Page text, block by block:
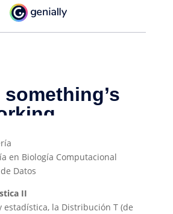
en Biología Computacional
Datos
II
estadística, la Distribución T(de